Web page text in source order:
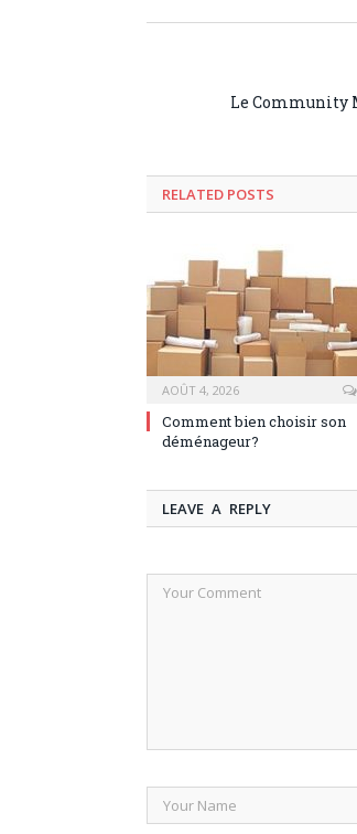
Le Community
RELATED POSTS
AOÛT 4, 2026
Comment bien choisir son
déménageur?
LEAVE A REPLY